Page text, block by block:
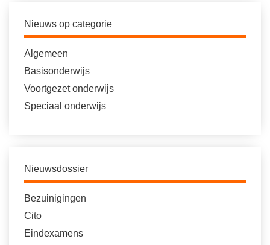
Nieuws op categorie
Algemeen
Basisonderwijs
Voortgezet onderwijs
Speciaal onderwijs
Nieuwsdossier
Bezuinigingen
Cito
Eindexamens